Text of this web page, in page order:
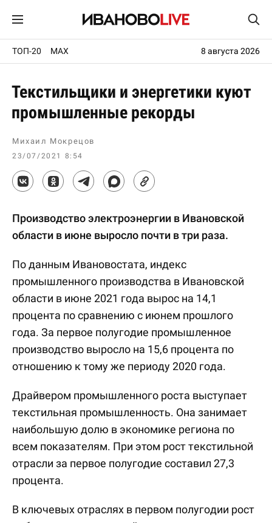
ТОП-20 MAX 8 августа 2026
Текстильщики и энергетики куют
промышленные рекорды
Михаил Мокрецов
23/07/2021 8:54
Производство электроэнергии в Ивановской
области в июне выросло почти в три раза.
По данным Ивановостата, индекс
промышленного производства в Ивановской
области в июне 2021 года вырос на 14,1
процента по сравнению с июнем прошлого
года. За первое полугодие промышленное
производство выросло на 15,6 процента по
отношению к тому же периоду 2020 года.
Драйвером промышленного роста выступает
текстильная промышленность. Она занимает
наибольшую долю в экономике региона по
всем показателям. При этом рост текстильной
отрасли за первое полугодие составил 27,3
процента.
В ключевых отраслях в первом полугодии рост